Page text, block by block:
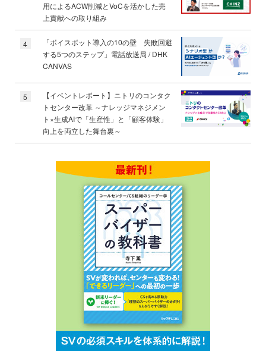
用によるACW削減とVoCを活かした売
上貢献への取り組み
4
「ボイスボット導入の10の壁 失敗回避
する5つのステップ」電話放送局 / DHK
CANVAS
5
【イベントレポート】ニトリのコンタク
トセンター改革 ～ナレッジマネジメン
ト×生成AIで「生産性」と「顧客体験」
向上を両立した舞台裏～